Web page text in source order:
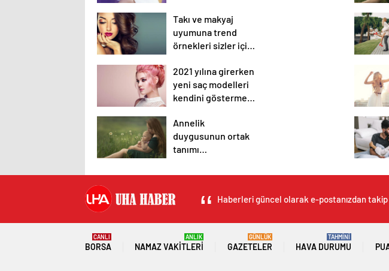
duyurdu!
Takı ve makyaj
uyumuna trend
örnekleri sizler için
2021 yılına girerken
yeni saç modelleri
kendini göstermeye
Annelik
duygusunun ortak
tanımı
başlık.
Haberleri güncel olarak e-postanızdan
BORSA
CANLI
NAMAZ VAKITLERI
ANLIK
GAZETELER
GÜNLÜK
HAVA DURUMU
TAHMİNİ